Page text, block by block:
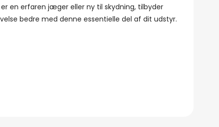
en erfaren jæger eller ny til skydning, tilbyder
bedre med denne essentielle del af dit udstyr.